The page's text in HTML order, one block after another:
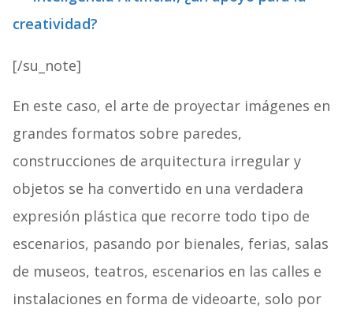
creatividad?
[/su_note]
En este caso, el arte de proyectar imágenes en
grandes formatos sobre paredes,
construcciones de arquitectura irregular y
objetos se ha convertido en una verdadera
expresión plástica que recorre todo tipo de
escenarios, pasando por bienales, ferias, salas
de museos, teatros, escenarios en las calles e
instalaciones en forma de videoarte, solo por